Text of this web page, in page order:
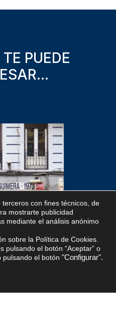
PUEDE
con fines técnicos, de
mostrarte publicidad
mediante el análisis anónimo
sobre la Política de Cookies.
pulsando el botón “Aceptar” o
pulsando el botón "Configurar".